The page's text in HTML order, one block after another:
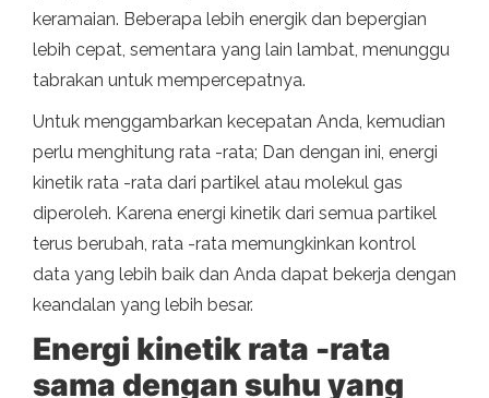
keramaian. Beberapa lebih energik dan bepergian
lebih cepat, sementara yang lain lambat, menunggu
tabrakan untuk mempercepatnya.
Untuk menggambarkan kecepatan Anda, kemudian
perlu menghitung rata -rata; Dan dengan ini, energi
kinetik rata -rata dari partikel atau molekul gas
diperoleh. Karena energi kinetik dari semua partikel
terus berubah, rata -rata memungkinkan kontrol
data yang lebih baik dan Anda dapat bekerja dengan
keandalan yang lebih besar.
Energi kinetik rata -rata
sama dengan suhu yang